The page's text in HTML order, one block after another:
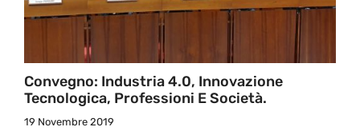
Convegno: Industria 4.0, Innovazione
Tecnologica, Professioni E Società.
19 Novembre 2019